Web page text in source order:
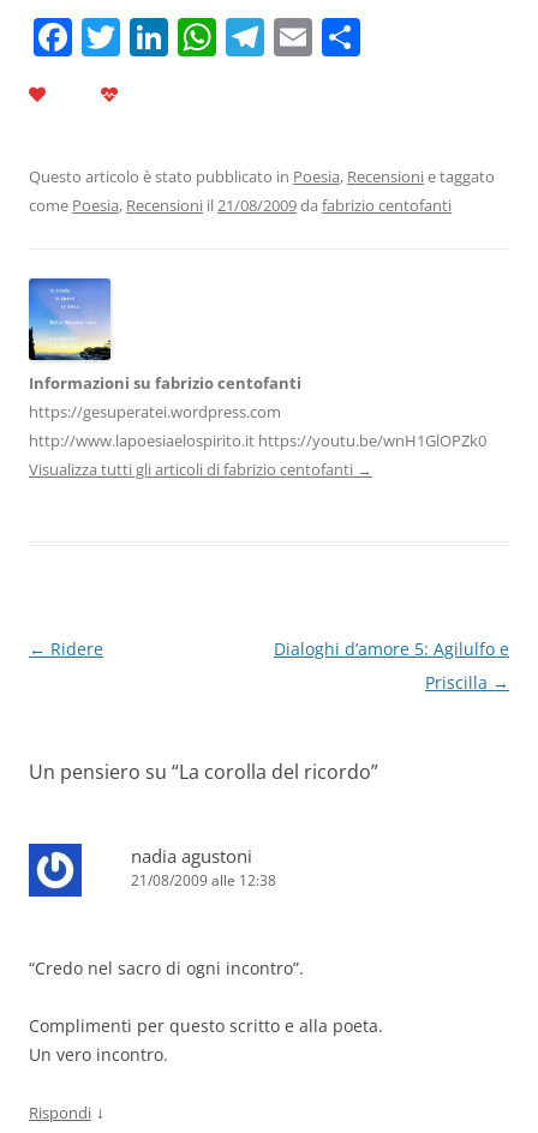
F
b
o
o
k
T Li
dI
n
W
A
p
T
a
m
E
vi
di
Questo articolo è stato pubblicato in Poesia, Recensionie taggato
come Poesia, Recensioni il21/08/2009da fabrizio centofanti
Informazioni su fabrizio centofanti
https://gesuperatei.wordpress.com
http://www.lapoesiaelospirito.it https://youtu.be/wnH1GlOPZk0
Visualizza tutti gli articoli di fabrizio centofanti →
Navigazione
← Ridere
Dialoghi d’amore 5: Agilulfo e
Priscilla →
Un pensiero su “La corolla del ricordo”
nadia agustoni
21/08/2009 alle 12:38
“Credo nel sacro di ogni incontro”.
Complimenti per questo scritto e alla poeta.
Un vero incontro.
Rispondi ↓